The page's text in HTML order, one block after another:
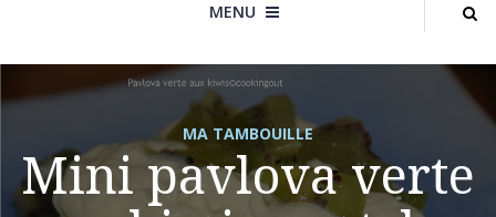
MENU
MA TAMBOUILLE
Mini pavlova verte